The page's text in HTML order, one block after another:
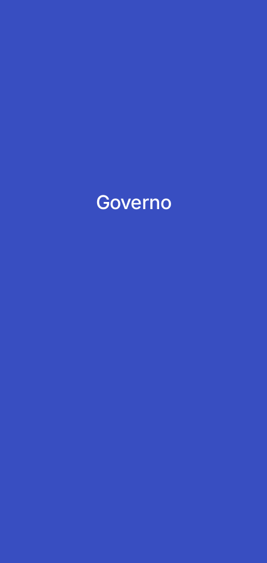
Governo